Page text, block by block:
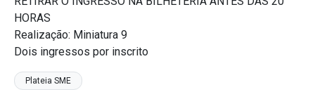
HORAS
Realização: Miniatura 9
Dois ingressos por inscrito
Plateia SME